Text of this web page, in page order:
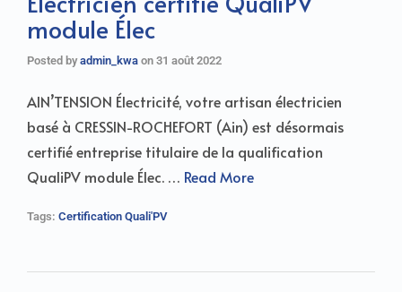
module Élec
Posted byadmin_kwa on 31 août 2022
AIN’TENSION Électricité, votre artisan électricien
basé à CRESSIN-ROCHEFORT (Ain) est désormais
certifié entreprise titulaire de la qualification
QualiPV module Élec. … Read More
Tags: Certification Quali'PV